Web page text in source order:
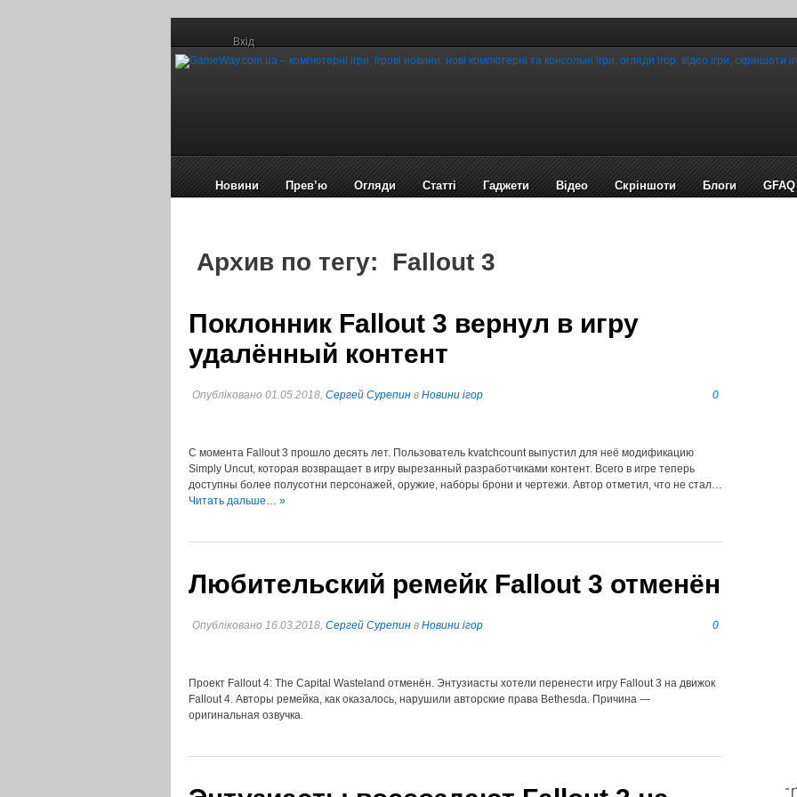
Вхід
Новини Прев’ю Огляди Статті Гаджети Відео Cкріншоти Блоги GFAQ
Архив по тегу: Fallout 3
Поклонник Fallout 3 вернул в игру
удалённый контент
Опубліковано 01.05.2018, Сергей Сурепин в Новини ігор 0
С момента Fallout 3 прошло десять лет. Пользователь kvatchcount выпустил для неё модификацию
Simply Uncut, которая возвращает в игру вырезанный разработчиками контент. Всего в игре теперь
доступны более полусотни персонажей, оружие, наборы брони и чертежи. Автор отметил, что не стал…
Читать дальше… »
Любительский ремейк Fallout 3 отменён
Опубліковано 16.03.2018, Сергей Сурепин в Новини ігор 0
Проект Fallout 4: The Capital Wasteland отменён. Энтузиасты хотели перенести игру Fallout 3 на движок
Fallout 4. Авторы ремейка, как оказалось, нарушили авторские права Bethesda. Причина —
оригинальная озвучка.